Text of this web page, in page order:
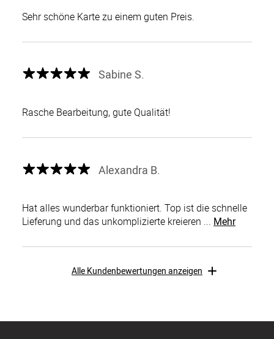
Sehr schöne Karte zu einem guten Preis.
Sabine S.
Rasche Bearbeitung, gute Qualität!
Alexandra B.
Hat alles wunderbar funktioniert. Top ist die schnelle
Lieferung und das unkomplizierte kreieren ... Mehr
Alle Kundenbewertungen anzeigen